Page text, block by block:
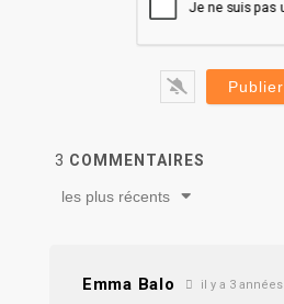
3 COMMENTAIRES
les plus récents
Emma Balo il y a 3 années